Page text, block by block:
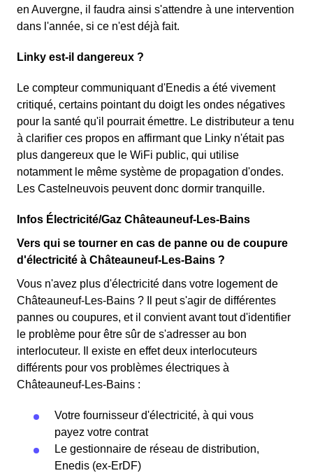
en Auvergne, il faudra ainsi s'attendre à une intervention
dans l'année, si ce n'est déjà fait.
Linky est-il dangereux ?
Le compteur communiquant d'Enedis a été vivement
critiqué, certains pointant du doigt les ondes négatives
pour la santé qu'il pourrait émettre. Le distributeur a tenu
à clarifier ces propos en affirmant que Linky n'était pas
plus dangereux que le WiFi public, qui utilise
notamment le même système de propagation d'ondes.
Les Castelneuvois peuvent donc dormir tranquille.
Infos Électricité/Gaz Châteauneuf-Les-Bains
Vers qui se tourner en cas de panne ou de coupure
d'électricité à Châteauneuf-Les-Bains ?
Vous n'avez plus d'électricité dans votre logement de
Châteauneuf-Les-Bains ? Il peut s'agir de différentes
pannes ou coupures, et il convient avant tout d'identifier
le problème pour être sûr de s'adresser au bon
interlocuteur. Il existe en effet deux interlocuteurs
différents pour vos problèmes électriques à
Châteauneuf-Les-Bains :
Votre fournisseur d'électricité, à qui vous
payez votre contrat
Le gestionnaire de réseau de distribution,
Enedis (ex-ErDF)